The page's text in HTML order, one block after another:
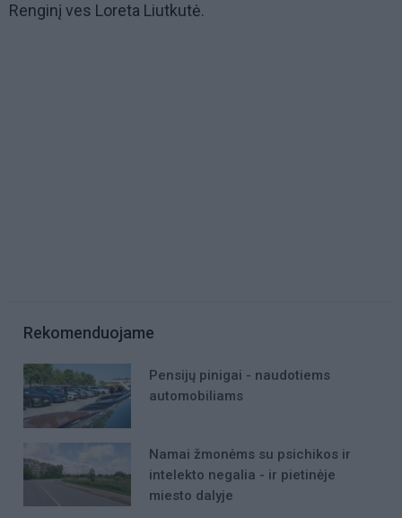
Renginį ves Loreta Liutkutė.
Rekomenduojame
Pensijų pinigai - naudotiems
automobiliams
Namai žmonėms su psichikos ir
intelekto negalia - ir pietinėje
miesto dalyje